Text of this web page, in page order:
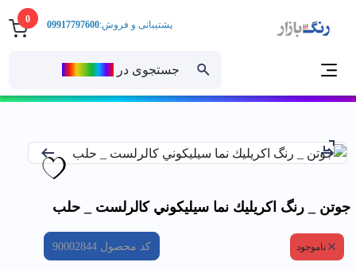
0
جستجوی در
پشتیبانی و فروش:09917797600
جوتن _ رنگ اكريليك نما سيليكوني كالرلست _ حلب
ناموجود کد محصول 90002844